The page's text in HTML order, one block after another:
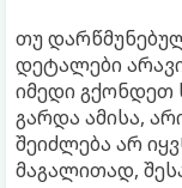
თუ
დეტალები
იმედი გქონდეთ
გარდა ამისა,
შეიძლება არ
მაგალითად,